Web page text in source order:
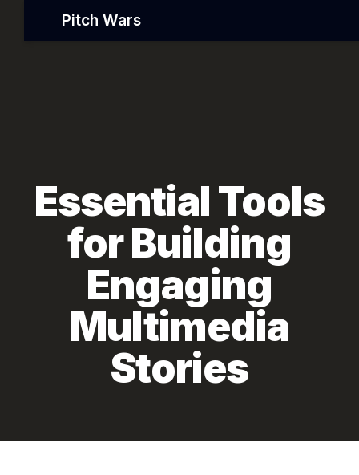
Pitch Wars
Essential Tools
for Building
Engaging
Multimedia
Stories